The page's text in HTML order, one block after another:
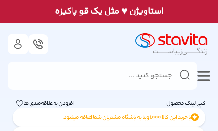
استاويژن ♥مثل يک قو پاكيزه
کپی لینک محصول
افزودن به علاقه‌مندی ها
با خرید این کالا1,000ویتا به باشگاه مشتریان شما اضافه میشود.